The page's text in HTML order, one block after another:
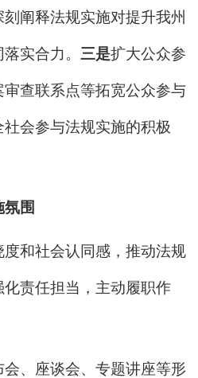
阐释法规实施对提升我州
实合力 。 三是扩大公众参
查联系点等拓宽公众参与
会参与法规实施的积极
氛围
和社会认同感，推动法规
责任担当，主动履职作
、座谈会、专题讲座等形